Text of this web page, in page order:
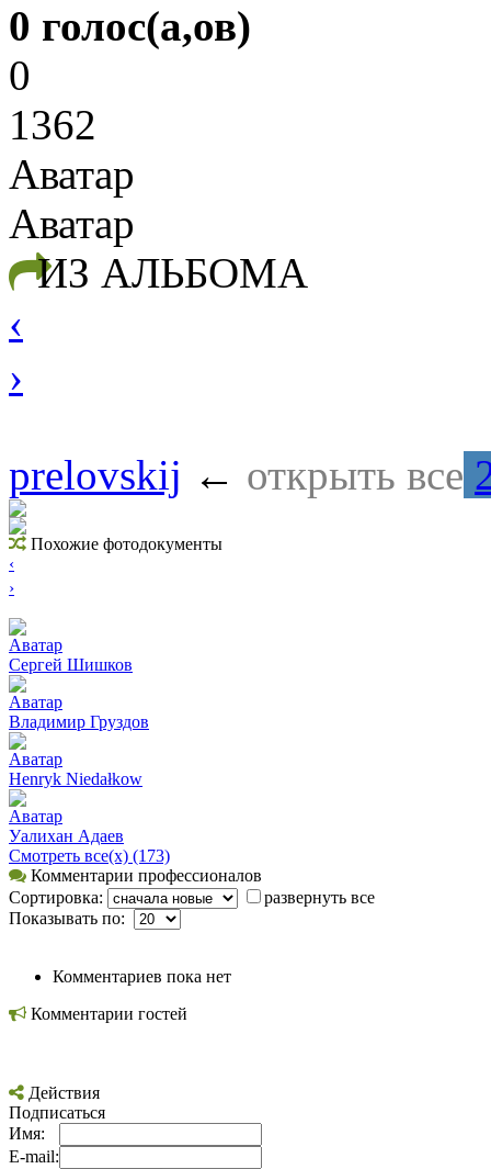
0 голос(а,ов)
0
1362
Аватар
Аватар
ИЗ АЛЬБОМА
‹
›
prelovskij ← открыть все
Похожие фотодокументы
‹
›
Аватар
Сергей Шишков
Аватар
Владимир Груздов
Аватар
Henryk Niedałkow
Аватар
Уалихан Адаев
Смотреть все(х) (173)
Комментарии профессионалов
Сортировка:
развернуть все
Показывать по:
Комментариев пока нет
Комментарии гостей
Действия
Подписаться
Имя:
E-mail: